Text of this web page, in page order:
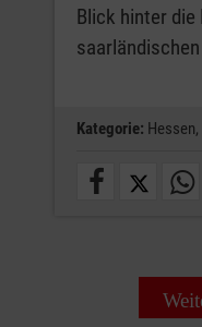
Blick hinter die
Kategorie: Hessen,